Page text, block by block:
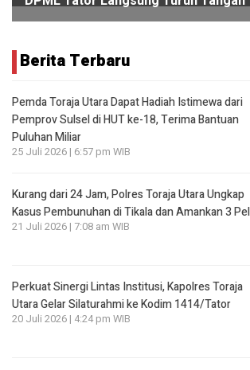
Berita Terbaru
Pemda Toraja Utara Dapat Hadiah Istimewa dari
Pemprov Sulsel di HUT ke-18, Terima Bantuan
Puluhan Miliar
25 Juli 2026 | 6:57 pm WIB
Kurang dari 24 Jam, Polres Toraja Utara Ungkap
Kasus Pembunuhan di Tikala dan Amankan 3
21 Juli 2026 | 7:08 am WIB
Perkuat Sinergi Lintas Institusi, Kapolres Toraja
Utara Gelar Silaturahmi ke Kodim 1414/Tator
20 Juli 2026 | 4:24 pm WIB